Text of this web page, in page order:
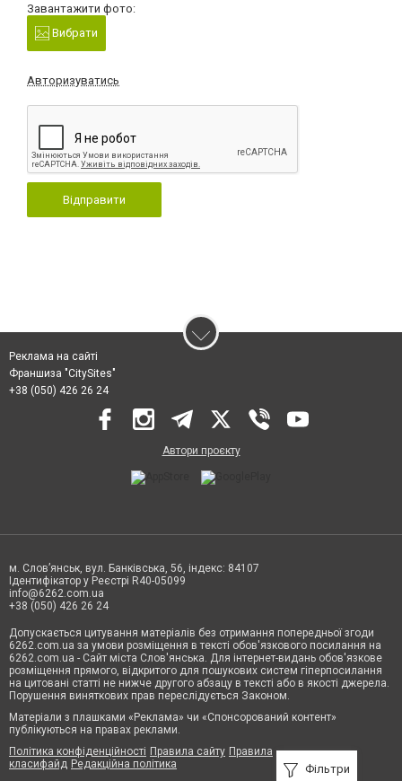
Завантажити фото:
Вибрати
Авторизуватись
Відправити
Фільтри
Реклама на сайті
Франшиза "CitySites"
+38 (050) 426 26 24
Автори проєкту
м. Слов’янськ, вул. Банківська, 56, індекс: 84107
Ідентифікатор у Реєстрі R40-05099
info@6262.com.ua
+38 (050) 426 26 24
Допускається цитування матеріалів без отримання попередньої згоди
6262.com.ua за умови розміщення в тексті обов'язкового посилання на
6262.com.ua - Сайт міста Слов'янська. Для інтернет-видань обов'язкове
розміщення прямого, відкритого для пошукових систем гіперпосилання
на цитовані статті не нижче другого абзацу в тексті або в якості джерела.
Порушення виняткових прав переслідується Законом.
Матеріали з плашками «Реклама» чи «Спонсорований контент»
публікуються на правах реклами.
Політика конфіденційності Правила сайту Правила
класифайд Редакційна політика